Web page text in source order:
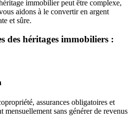
immobilier peut être complexe,
aidons à le convertir en argent
et sûre.
des héritages immobiliers :
assurances obligatoires et
mensuellement sans générer de revenus